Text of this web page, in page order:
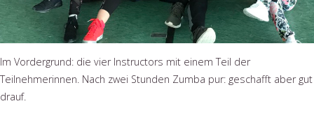
Im Vordergrund: die vier Instructors mit einem Teil der
Teilnehmerinnen. Nach zwei Stunden Zumba pur: geschafft aber gut
drauf.